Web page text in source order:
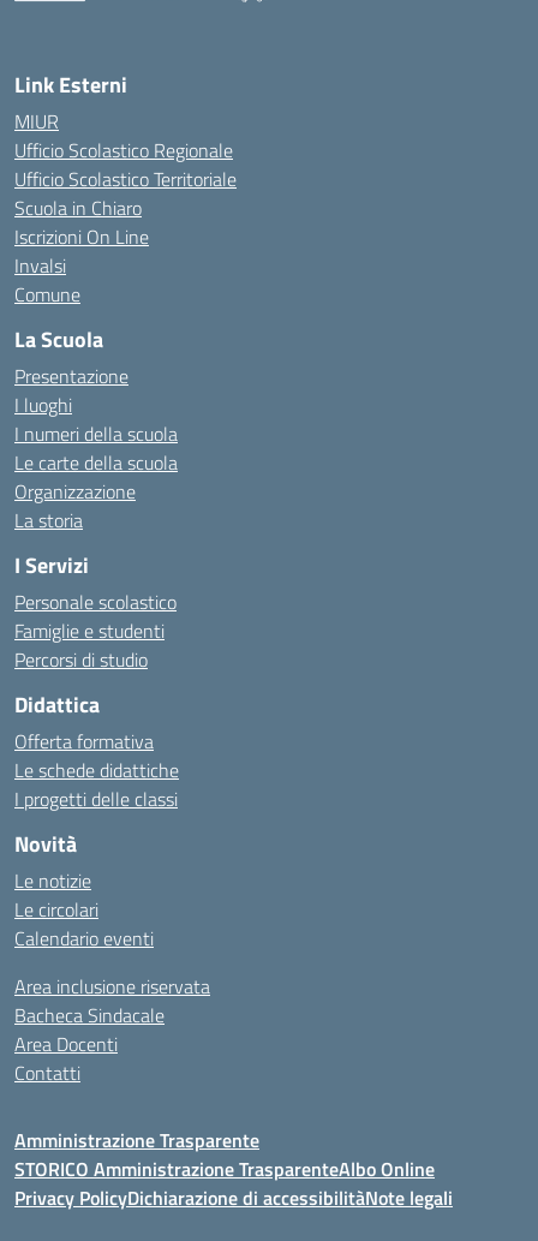
Link Esterni
MIUR
Ufficio Scolastico Regionale
Ufficio Scolastico Territoriale
Scuola in Chiaro
Iscrizioni On Line
Invalsi
Comune
La Scuola
Presentazione
I luoghi
I numeri della scuola
Le carte della scuola
Organizzazione
La storia
I Servizi
Personale scolastico
Famiglie e studenti
Percorsi di studio
Didattica
Offerta formativa
Le schede didattiche
I progetti delle classi
Novità
Le notizie
Le circolari
Calendario eventi
Area inclusione riservata
Bacheca Sindacale
Area Docenti
Contatti
Amministrazione Trasparente
STORICO Amministrazione TrasparenteAlbo Online
Privacy PolicyDichiarazione di accessibilitàNote legali